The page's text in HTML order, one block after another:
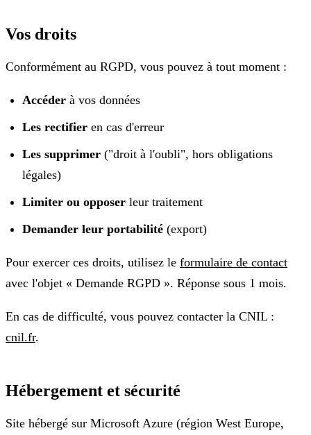
Vos droits
Conformément au RGPD, vous pouvez à tout moment :
Accéder à vos données
Les rectifier en cas d'erreur
Les supprimer ("droit à l'oubli", hors obligations
légales)
Limiter ou opposer leur traitement
Demander leur portabilité (export)
Pour exercer ces droits, utilisez le formulaire de contact
avec l'objet « Demande RGPD ». Réponse sous 1 mois.
En cas de difficulté, vous pouvez contacter la CNIL :
cnil.fr.
Hébergement et sécurité
Site hébergé sur Microsoft Azure (région West Europe,